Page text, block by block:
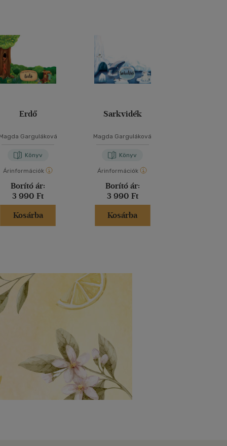
Erdő
Garguláková
Könyv
Árinformációk
Borító ár:
3 990 Ft
Kosárba
Sarkvidék
Magda Garguláková
Könyv
Árinformációk
Borító ár:
3 990 Ft
Kosárba